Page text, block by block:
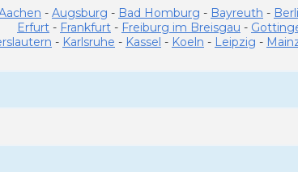
- Augsburg - Bad Homburg - Bayreuth -
Erfurt - Frankfurt - Freiburg im Breisgau -
- Karlsruhe - Kassel - Koeln - Leipzig -